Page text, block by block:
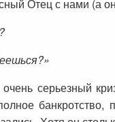
Отец с нами (а
серьезный